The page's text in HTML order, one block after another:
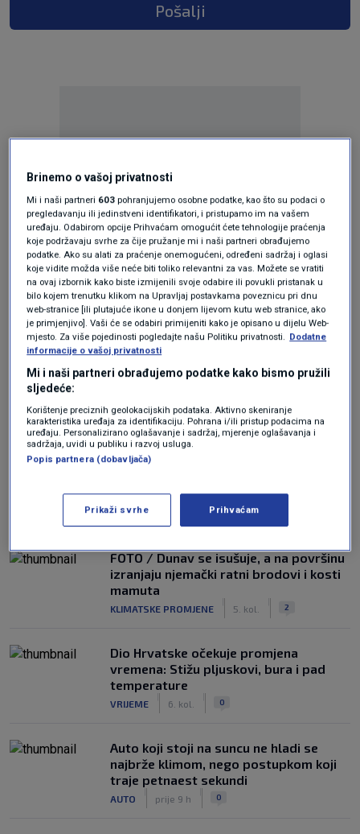
Pošalji
Oglas
NAJČITANIJE
FOTO / Dunav se isušuje, a na površinu
izranjaju njemački ratni brodovi i kosti
mamuta
KLIMATSKE PROMJENE 5. kol. 2
Dio Hrvatske očekuje promjena
vremena: Stižu pljuskovi, bura i pad
temperature
VRIJEME 6. kol. 0
Auto koji stoji na suncu ne hladi se
najbrže klimom, nego postupkom koji
traje petnaest sekundi
AUTO prije 9 h 0
Brinemo o vašoj privatnosti
Mi i naši partneri 603 pohranjujemo osobne podatke, kao što su podaci o
pregledavanju ili jedinstveni identifikatori, i pristupamo im na vašem
uređaju. Odabirom opcije Prihvaćam omogućit ćete tehnologije praćenja
koje podržavaju svrhe za čije pružanje mi i naši partneri obrađujemo
podatke. Ako su alati za praćenje onemogućeni, određeni sadržaj i oglasi
koje vidite možda više neće biti toliko relevantni za vas. Možete se vratiti
na ovaj izbornik kako biste izmijenili svoje odabire ili povukli pristanak u
bilo kojem trenutku klikom na Upravljaj postavkama poveznicu pri dnu
web-stranice [ili plutajuće ikone u donjem lijevom kutu web stranice, ako
je primjenjivo]. Vaši će se odabiri primijeniti kako je opisano u dijelu Web-
mjesto. Za više pojedinosti pogledajte našu Politiku privatnosti.
Dodatne
informacije o vašoj privatnosti
Mi i naši partneri obrađujemo podatke kako bismo pružili
sljedeće:
Korištenje preciznih geolokacijskih podataka. Aktivno skeniranje
karakteristika uređaja za identifikaciju. Pohrana i/ili pristup podacima na
uređaju. Personalizirano oglašavanje i sadržaj, mjerenje oglašavanja i
sadržaja, uvidi u publiku i razvoj usluga.
Popis partnera (dobavljača)
Prikaži svrhe Prihvaćam